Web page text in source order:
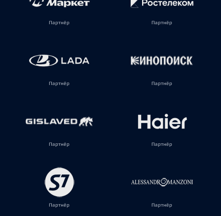
Партнёр Партнёр
Партнёр Партнёр
Партнёр Партнёр
Партнёр Партнёр